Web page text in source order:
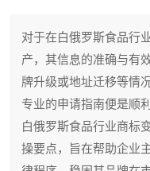
对于在白俄罗斯食品行
产，其信息的准确与有
牌升级或地址迁移等情
专业的申请指南便是顺
白俄罗斯食品行业商标
操要点，旨在帮助企业